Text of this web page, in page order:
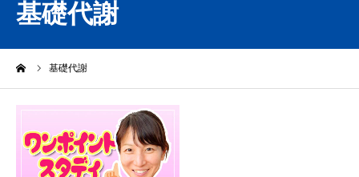
基礎代謝
基礎代謝